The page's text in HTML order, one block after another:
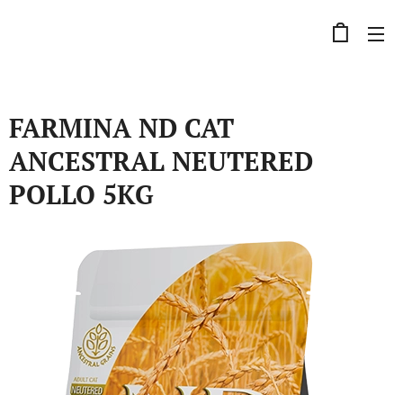
FARMINA ND CAT
ANCESTRAL NEUTERED
POLLO 5KG